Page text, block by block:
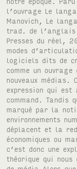
l’ouvrage Le
Manovich, Le
trad. de l’anglais
Presses du réel,
modes
logiciels dits de
comme un
nouveaux médias.
expression qui
command. Tandis
marqué par la
environnements
déplacent et la
économiques ou
c’est donc une
théorique qui